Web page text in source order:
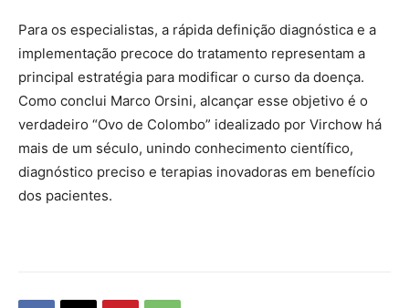
Para os especialistas, a rápida definição diagnóstica e a
implementação precoce do tratamento representam a
principal estratégia para modificar o curso da doença.
Como conclui Marco Orsini, alcançar esse objetivo é o
verdadeiro “Ovo de Colombo” idealizado por Virchow há
mais de um século, unindo conhecimento científico,
diagnóstico preciso e terapias inovadoras em benefício
dos pacientes.